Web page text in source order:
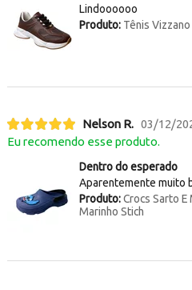
Lindoooooo
Produto:Tênis Vizzano
Nelson R. 03/12/
Eu recomendo esse produto.
Dentro do esperado
Aparentemente muito
Produto:Crocs Sarto E
Marinho Stich